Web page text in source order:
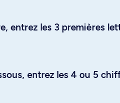
entrez les 3 premières
entrez les 4 ou 5